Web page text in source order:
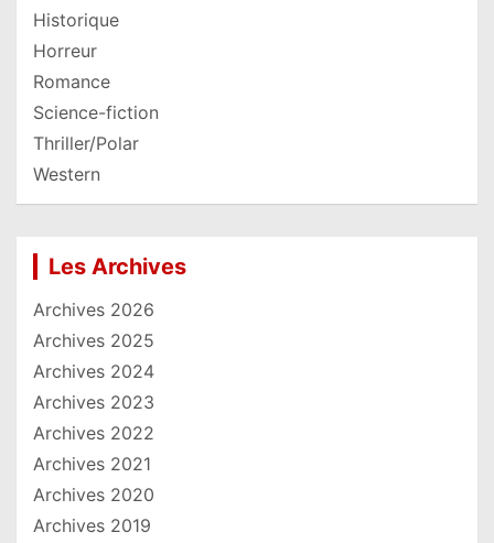
Historique
Horreur
Romance
Science-fiction
Thriller/Polar
Western
Les Archives
Archives 2026
Archives 2025
Archives 2024
Archives 2023
Archives 2022
Archives 2021
Archives 2020
Archives 2019